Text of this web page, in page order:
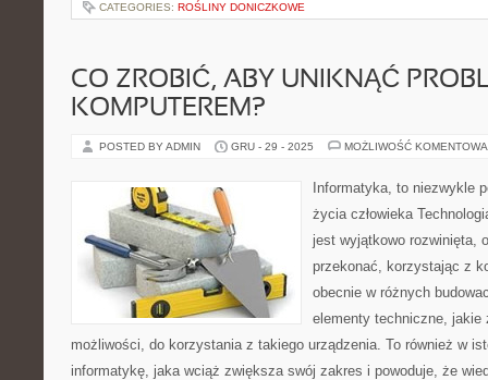
CATEGORIES: ROŚLINY DONICZKOWE
CO ZROBIĆ, ABY UNIKNĄĆ
KOMPUTEREM?
POSTED BY ADMIN GRU - 29 - 2025 MOŻLIWOŚĆ
Informatyka, to niezwykle
życia człowieka
jest wyjątkowo rozwinięta,
przekonać, korzystając z
obecnie w różnych
elementy techniczne, jakie
możliwości, do korzystania z takiego urządzenia. To również w
informatykę, jaka wciąż zwiększa swój zakres i powoduje, że